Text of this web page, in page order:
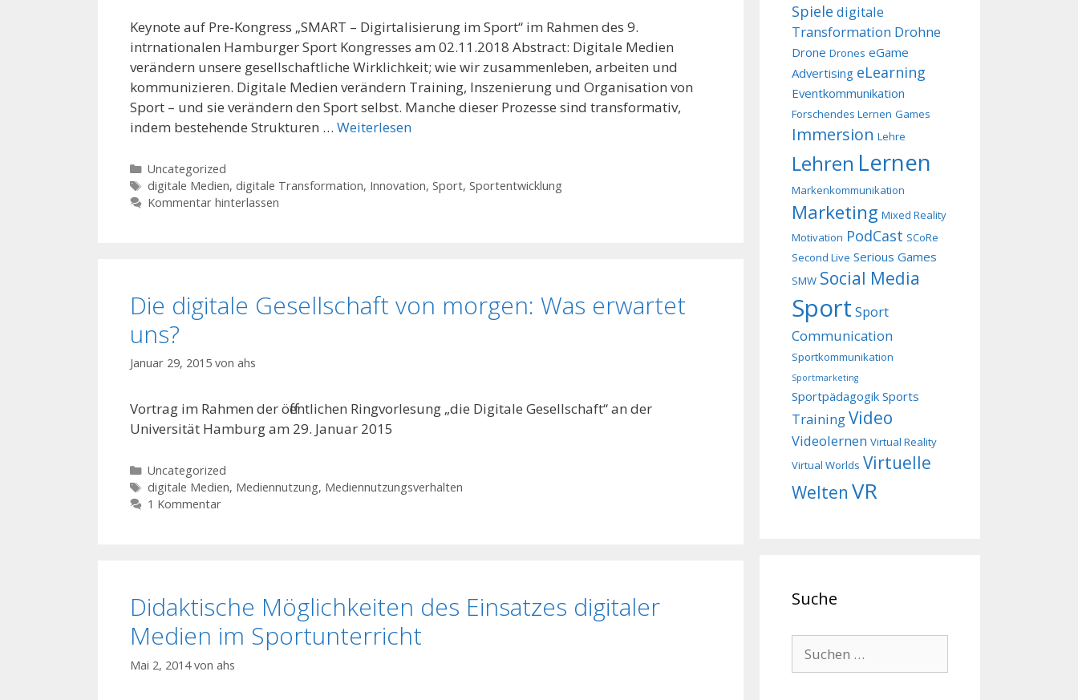
Keynote auf Pre-Kongress „SMART – Digirtalisierung im Sport“ im Rahmen des 9.
intrnationalen Hamburger Sport Kongresses am 02.11.2018 Abstract: Digitale Medien
verändern unsere gesellschaftliche Wirklichkeit; wie wir zusammenleben, arbeiten und
kommunizieren. Digitale Medien verändern Training, Inszenierung und Organisation von
Sport – und sie verändern den Sport selbst. Manche dieser Prozesse sind transformativ,
indem bestehende Strukturen … Weiterlesen
Kategorien
Uncategorized
Schlagwörter
digitale Medien, digitale Transformation, Innovation, Sport, Sportentwicklung
Kommentar hinterlassen
Die digitale Gesellschaft von morgen: Was erwartet
uns?
Januar 29, 2015 von ahs
Vortrag im Rahmen der öffentlichen Ringvorlesung „die Digitale Gesellschaft“ an der
Universität Hamburg am 29. Januar 2015
Kategorien
Uncategorized
Schlagwörter
digitale Medien, Mediennutzung, Mediennutzungsverhalten
1 Kommentar
Didaktische Möglichkeiten des Einsatzes digitaler
Medien im Sportunterricht
Mai 2, 2014 von ahs
Spiele digitale
Transformation Drohne
Drone Drones eGame
Advertising eLearning
Eventkommunikation
Forschendes Lernen Games
Immersion Lehre
Lehren Lernen
Markenkommunikation
Marketing Mixed Reality
Motivation PodCast SCoRe
Second Live Serious Games
SMW Social Media
Sport Sport
Communication
Sportkommunikation
Sportmarketing
Sportpädagogik Sports
TrainingVideo
Videolernen Virtual Reality
Virtual Worlds Virtuelle
Welten VR
Suche
nach: